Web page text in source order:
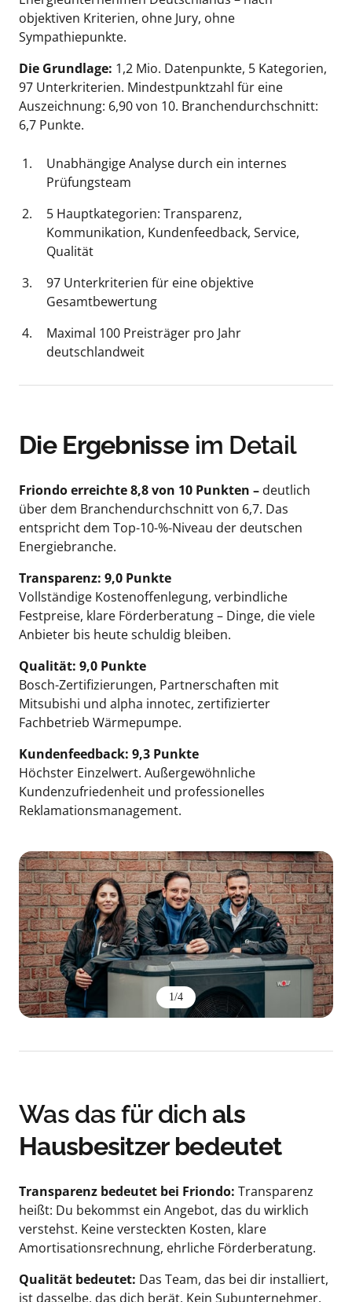
objektiven Kriterien, ohne Jury, ohne
Sympathiepunkte.
Die Grundlage: 1,2 Mio. Datenpunkte, 5 Kategorien,
97 Unterkriterien. Mindestpunktzahl für eine
Auszeichnung: 6,90 von 10. Branchendurchschnitt:
6,7 Punkte.
Unabhängige Analyse durch ein internes
Prüfungsteam
5 Hauptkategorien: Transparenz,
Kommunikation, Kundenfeedback, Service,
Qualität
97 Unterkriterien für eine objektive
Gesamtbewertung
Maximal 100 Preisträger pro Jahr
deutschlandweit
Die Ergebnisse im Detail
Friondo erreichte 8,8 von 10 Punkten – deutlich
über dem Branchendurchschnitt von 6,7. Das
entspricht dem Top-10-%-Niveau der deutschen
Energiebranche.
Transparenz: 9,0 Punkte
Vollständige Kostenoffenlegung, verbindliche
Festpreise, klare Förderberatung – Dinge, die viele
Anbieter bis heute schuldig bleiben.
Qualität: 9,0 Punkte
Bosch-Zertifizierungen, Partnerschaften mit
Mitsubishi und alpha innotec, zertifizierter
Fachbetrieb Wärmepumpe.
Kundenfeedback: 9,3 Punkte
Höchster Einzelwert. Außergewöhnliche
Kundenzufriedenheit und professionelles
Reklamationsmanagement.
Slide 1 of 4
1/4
Was das für dich als
Hausbesitzer bedeutet
Transparenz bedeutet bei Friondo: Transparenz
heißt: Du bekommst ein Angebot, das du wirklich
verstehst. Keine versteckten Kosten, klare
Amortisationsrechnung, ehrliche Förderberatung.
Qualität bedeutet: Das Team, das bei dir installiert,
ist dasselbe, das dich berät. Kein Subunternehmer,